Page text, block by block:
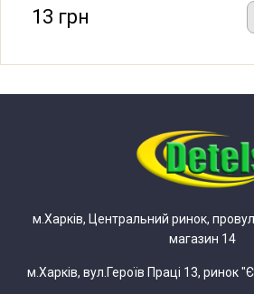
13 грн
м.Харків, Центральний ринок,
магазин 14
м.Харків, вул.Героїв Праці 13, ринок